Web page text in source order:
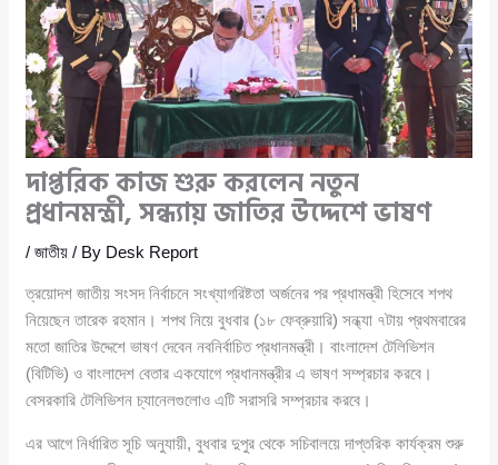
দাপ্তরিক কাজ শুরু করলেন নতুন
প্রধানমন্ত্রী, সন্ধ্যায় জাতির উদ্দেশে ভাষণ
/জাতীয় / By Desk Report
ত্রয়োদশ জাতীয় সংসদ নির্বাচনে সংখ্যাগরিষ্টতা অর্জনের পর প্রধামন্ত্রী হিসেবে শপথ
নিয়েছেন তারেক রহমান। শপথ নিয়ে বুধবার (১৮ ফেব্রুয়ারি) সন্ধ্যা ৭টায় প্রথমবারের
মতো জাতির উদ্দেশে ভাষণ দেবেন নবনির্বাচিত প্রধানমন্ত্রী। বাংলাদেশ টেলিভিশন
(বিটিভি) ও বাংলাদেশ বেতার একযোগে প্রধানমন্ত্রীর এ ভাষণ সম্প্রচার করবে।
বেসরকারি টেলিভিশন চ্যানেলগুলোও এটি সরাসরি সম্প্রচার করবে।
এর আগে নির্ধারিত সূচি অনুযায়ী, বুধবার দুপুর থেকে সচিবালয়ে দাপ্তরিক কার্যক্রম শুরু